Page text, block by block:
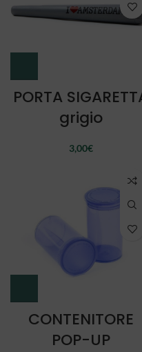
PORTA
grigio
3,00€
CONTENITORE
POP-UP